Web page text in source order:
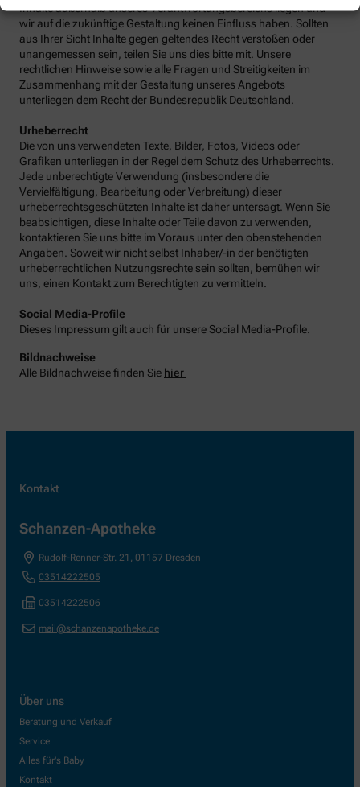
Inhalte außerhalb unseres Verantwortungsbereichs liegen und
wir auf die zukünftige Gestaltung keinen Einfluss haben. Sollten
aus Ihrer Sicht Inhalte gegen geltendes Recht verstoßen oder
unangemessen sein, teilen Sie uns dies bitte mit. Unsere
rechtlichen Hinweise sowie alle Fragen und Streitigkeiten im
Zusammenhang mit der Gestaltung unseres Angebots
unterliegen dem Recht der Bundesrepublik Deutschland.
Urheberrecht
Die von uns verwendeten Texte, Bilder, Fotos, Videos oder
Grafiken unterliegen in der Regel dem Schutz des Urheberrechts.
Jede unberechtigte Verwendung (insbesondere die
Vervielfältigung, Bearbeitung oder Verbreitung) dieser
urheberrechtsgeschützten Inhalte ist daher untersagt. Wenn Sie
beabsichtigen, diese Inhalte oder Teile davon zu verwenden,
kontaktieren Sie uns bitte im Voraus unter den obenstehenden
Angaben. Soweit wir nicht selbst Inhaber/-in der benötigten
urheberrechtlichen Nutzungsrechte sein sollten, bemühen wir
uns, einen Kontakt zum Berechtigten zu vermitteln.
Social Media-Profile
Dieses Impressum gilt auch für unsere Social Media-Profile.
Bildnachweise
Alle Bildnachweise finden Sie hier
Kontakt
Schanzen-Apotheke
Rudolf-Renner-Str. 21 01157 Dresden
03514222505
03514222506
mail@schanzenapotheke.de
Über uns
Beratung und Verkauf
Service
Alles für's Baby
Kontakt